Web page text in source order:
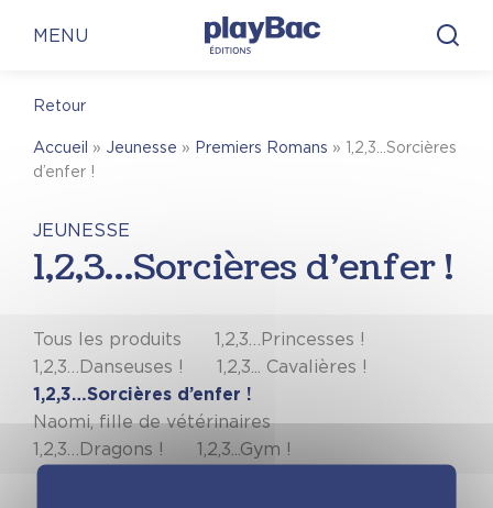
MENU
Retour
Accueil » Jeunesse » Premiers Romans » 1,2,3…Sorcières
d’enfer !
JEUNESSE
1,2,3…Sorcières d’enfer !
Tous les produits
1,2,3…Princesses !
1,2,3…Danseuses !
1,2,3... Cavalières !
1,2,3…Sorcières d’enfer !
Naomi, fille de vétérinaires
1,2,3…Dragons !
1,2,3...Gym !
Panneau de gestion des cookies